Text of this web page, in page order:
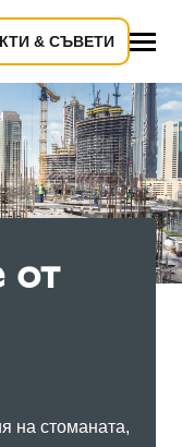
& СЪВЕТИ
от
на стоманата,